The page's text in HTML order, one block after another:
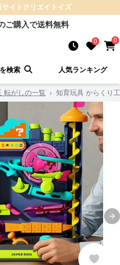
イト クリエイトイズ
ご購入で送料無料
0 0
検索 人気ランキング
転がしの一覧 › 知育玩具 からくり